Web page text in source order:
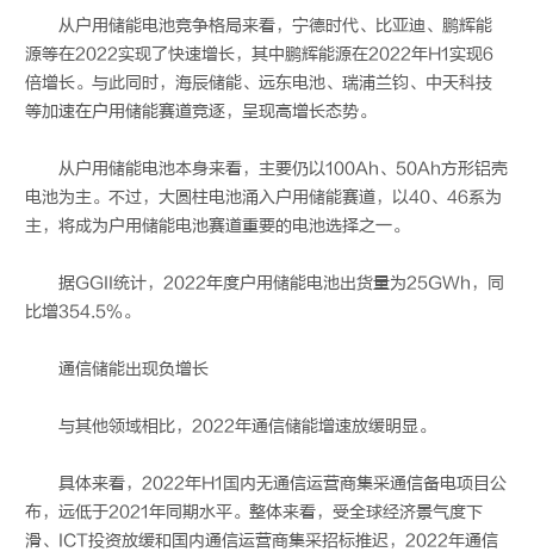
从户用储能电池竞争格局来看，宁德时代、比亚迪、鹏辉能
源等在2022实现了快速增长，其中鹏辉能源在2022年H1实现6
倍增长。与此同时，海辰储能、远东电池、瑞浦兰钧、中天科技
等加速在户用储能赛道竞逐，呈现高增长态势。
从户用储能电池本身来看，主要仍以100Ah、50Ah方形铝壳
电池为主。不过，大圆柱电池涌入户用储能赛道，以40、46系为
主，将成为户用储能电池赛道重要的电池选择之一。
据GGII统计，2022年度户用储能电池出货量为25GWh，同
比增354.5%。
通信储能出现负增长
与其他领域相比，2022年通信储能增速放缓明显。
具体来看，2022年H1国内无通信运营商集采通信备电项目公
布，远低于2021年同期水平。整体来看，受全球经济景气度下
滑、ICT投资放缓和国内通信运营商集采招标推迟，2022年通信